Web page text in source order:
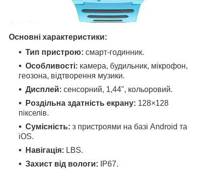
Основні характеристики:
Тип пристрою: смарт-годинник.
Особливості: камера, будильник, мікрофон,
геозона, відтворення музики.
Дисплей: сенсорний, 1,44", кольоровий.
Роздільна здатність екрану: 128×128
пікселів.
Сумісність: з пристроями на базі Android та
iOS.
Навігація: LBS.
Захист від вологи: IP67.